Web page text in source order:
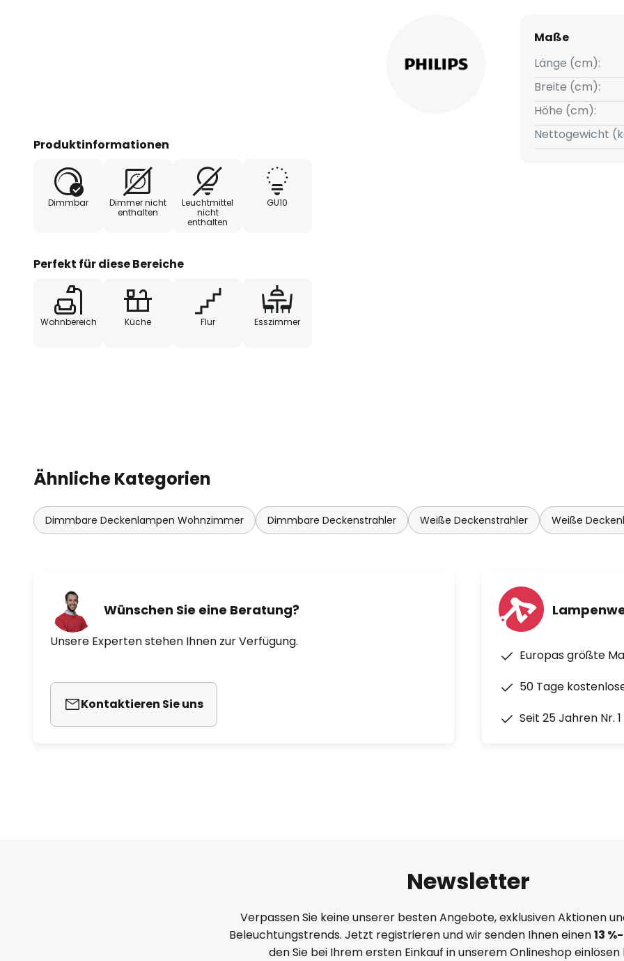
Produktinformationen
Dimmbar
Dimmer nicht
enthalten
Leuchtmittel
nicht
enthalten
GU10
Perfekt für diese Bereiche
Wohnbereich Küche Flur Esszimmer
Maße
Länge (cm):
Breite (cm):
Höhe (cm):
Nettogewicht
Ähnliche Kategorien
Dimmbare Deckenlampen Wohnzimmer Dimmbare Deckenstrahler Weiße Deckenstrahler Weiße
Wünschen Sie eine Beratung?
Unsere Experten stehen Ihnen zur Verfügung.
Kontaktieren Sie uns
Europas größte
50 Tage
Seit 25 Jahren Nr.
Newsletter
Verpassen Sie keine unserer besten Angebote, exklusiven Aktionen
Beleuchtungstrends. Jetzt registrieren und wir senden Ihnen einen13 %-
den Sie bei Ihrem ersten Einkauf in unserem Onlineshop einlösen